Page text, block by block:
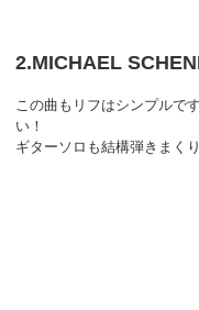
2.MICHAEL
この曲もリフはシンプルで
い！
ギターソロも結構弾きまく